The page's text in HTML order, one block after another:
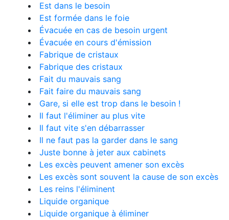
Est dans le besoin
Est formée dans le foie
Évacuée en cas de besoin urgent
Évacuée en cours d'émission
Fabrique de cristaux
Fabrique des cristaux
Fait du mauvais sang
Fait faire du mauvais sang
Gare, si elle est trop dans le besoin !
Il faut l'éliminer au plus vite
Il faut vite s'en débarrasser
Il ne faut pas la garder dans le sang
Juste bonne à jeter aux cabinets
Les excès peuvent amener son excès
Les excès sont souvent la cause de son excès
Les reins l'éliminent
Liquide organique
Liquide organique à éliminer